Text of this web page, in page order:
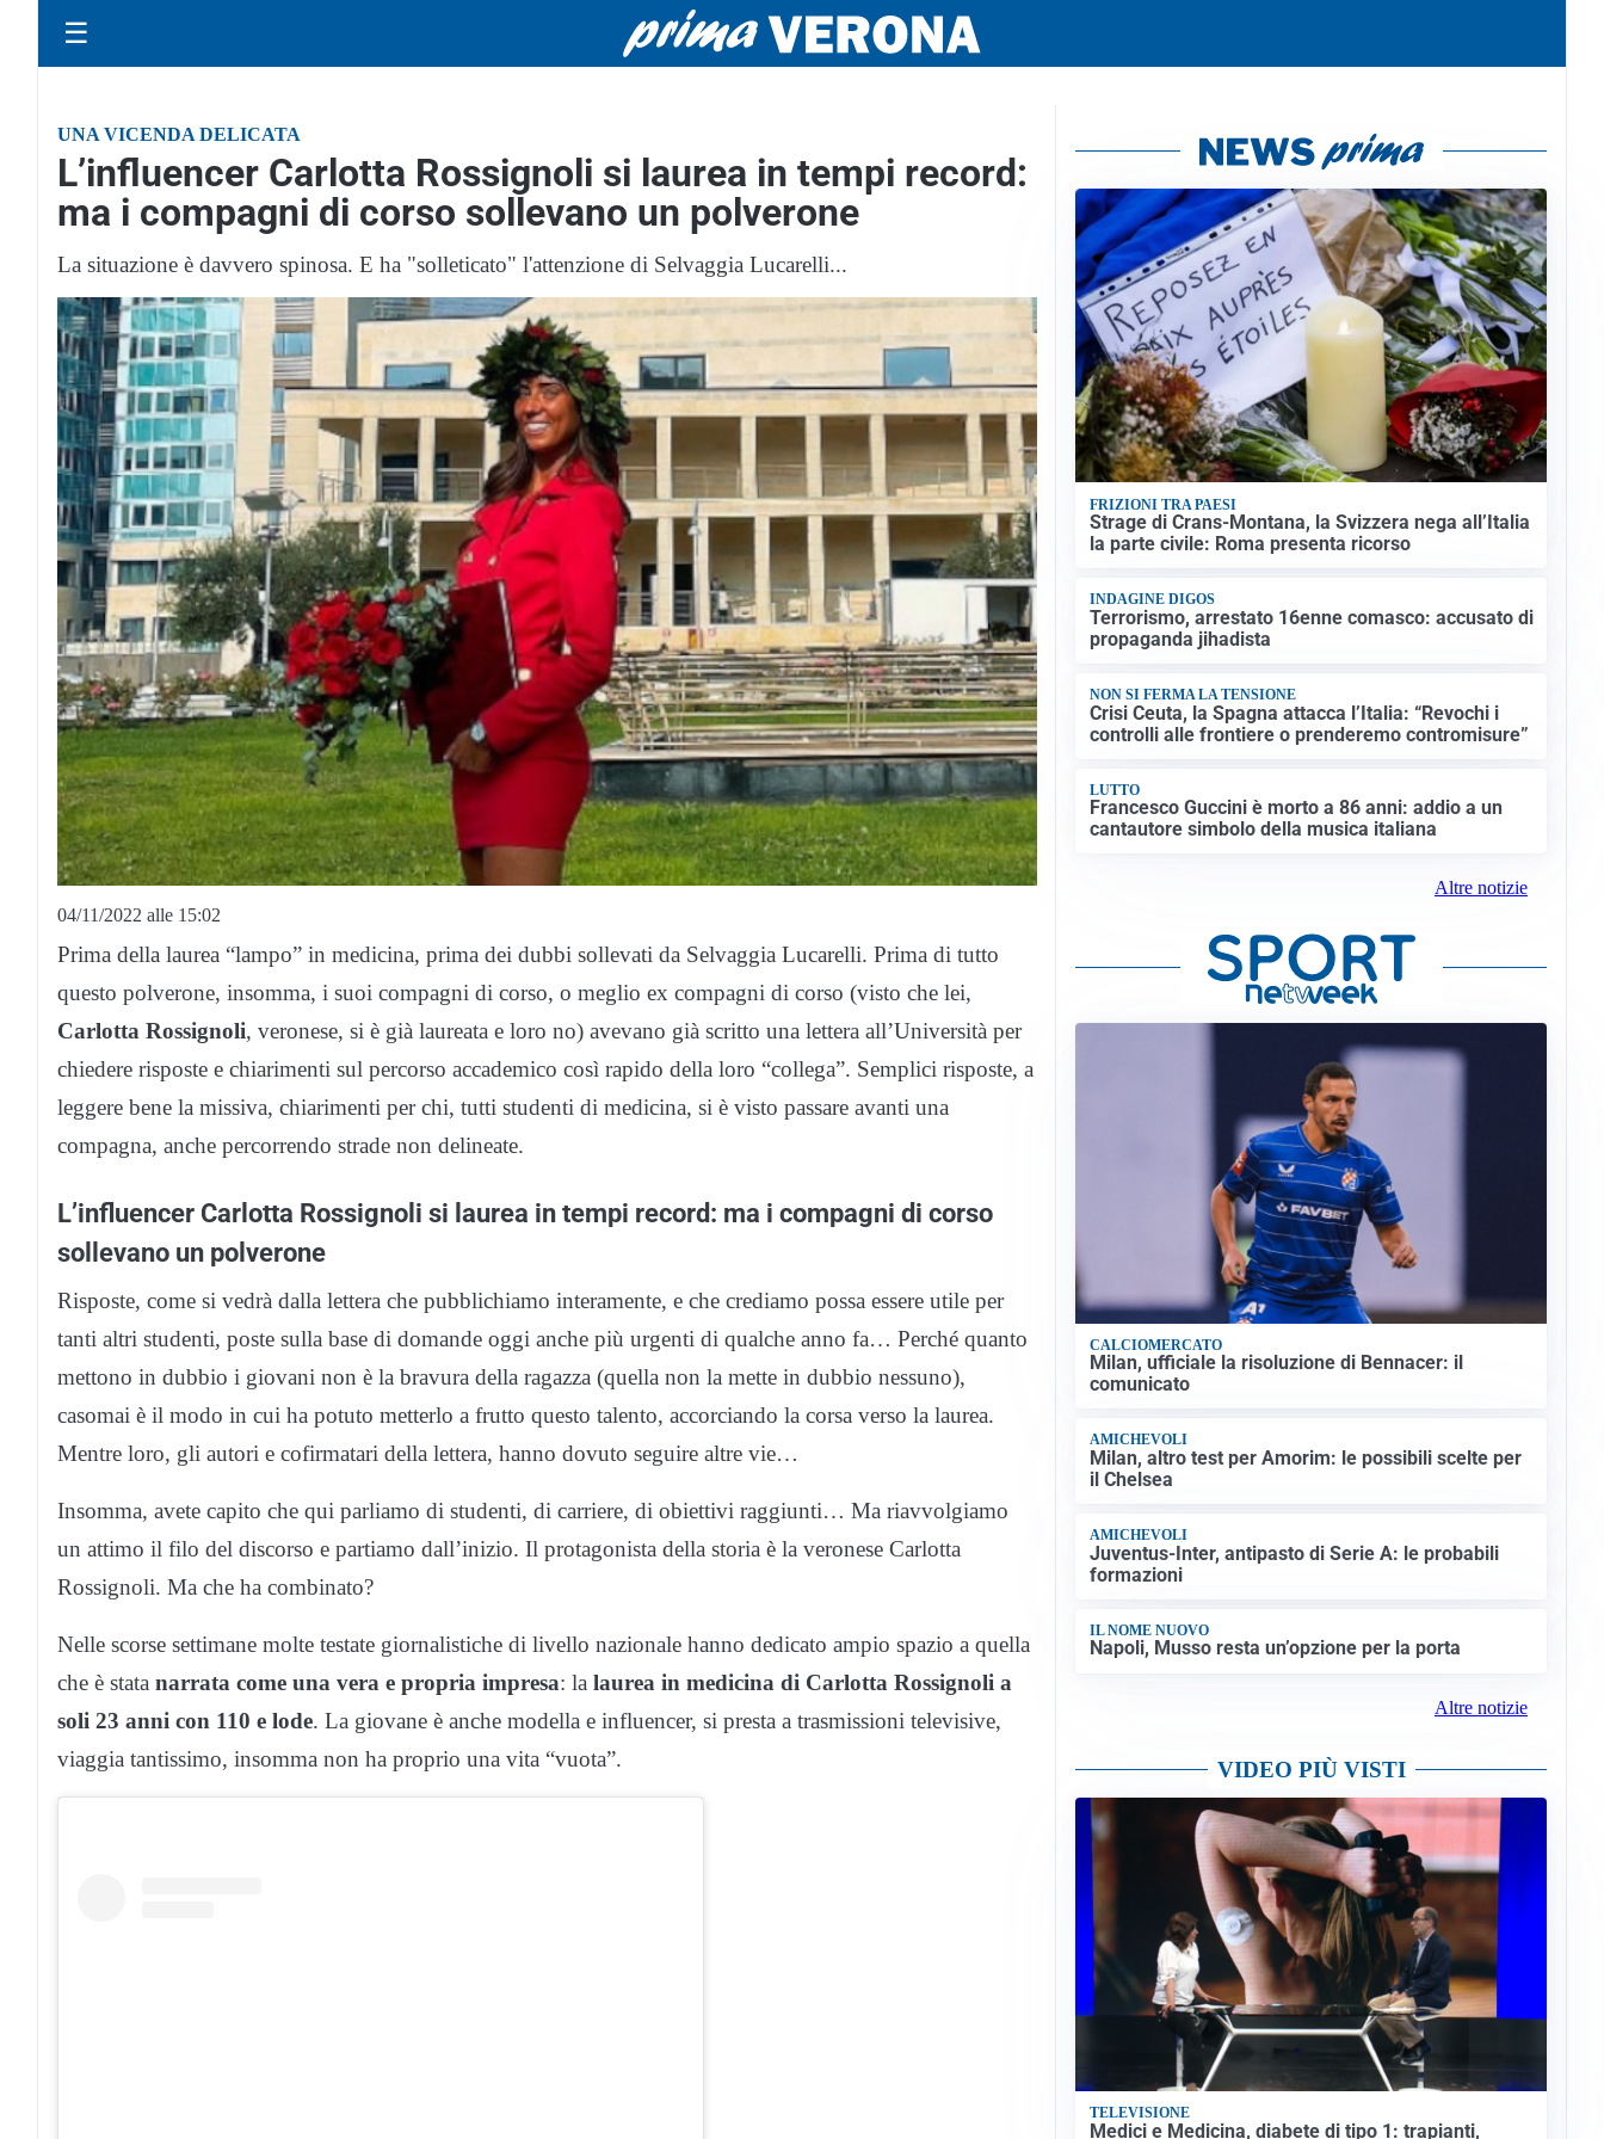
☰
UNA VICENDA DELICATA
L’influencer Carlotta Rossignoli si laurea in tempi record:
ma i compagni di corso sollevano un polverone
La situazione è davvero spinosa. E ha "solleticato" l'attenzione di Selvaggia Lucarelli...
04/11/2022 alle 15:02
Prima della laurea “lampo” in medicina, prima dei dubbi sollevati da Selvaggia Lucarelli. Prima di tutto
questo polverone, insomma, i suoi compagni di corso, o meglio ex compagni di corso (visto che lei,
Carlotta Rossignoli, veronese, si è già laureata e loro no) avevano già scritto una lettera all’Università per
chiedere risposte e chiarimenti sul percorso accademico così rapido della loro “collega”. Semplici risposte, a
leggere bene la missiva, chiarimenti per chi, tutti studenti di medicina, si è visto passare avanti una
compagna, anche percorrendo strade non delineate.
L’influencer Carlotta Rossignoli si laurea in tempi record: ma i compagni di corso
sollevano un polverone
Risposte, come si vedrà dalla lettera che pubblichiamo interamente, e che crediamo possa essere utile per
tanti altri studenti, poste sulla base di domande oggi anche più urgenti di qualche anno fa… Perché quanto
mettono in dubbio i giovani non è la bravura della ragazza (quella non la mette in dubbio nessuno),
casomai è il modo in cui ha potuto metterlo a frutto questo talento, accorciando la corsa verso la laurea.
Mentre loro, gli autori e cofirmatari della lettera, hanno dovuto seguire altre vie…
Insomma, avete capito che qui parliamo di studenti, di carriere, di obiettivi raggiunti… Ma riavvolgiamo
un attimo il filo del discorso e partiamo dall’inizio. Il protagonista della storia è la veronese Carlotta
Rossignoli. Ma che ha combinato?
Nelle scorse settimane molte testate giornalistiche di livello nazionale hanno dedicato ampio spazio a quella
che è stata narrata come una vera e propria impresa: la laurea in medicina di Carlotta Rossignoli a
soli 23 anni con 110 e lode. La giovane è anche modella e influencer, si presta a trasmissioni televisive,
viaggia tantissimo, insomma non ha proprio una vita “vuota”.
FRIZIONI TRA PAESI
Strage di Crans-Montana, la Svizzera nega all’Italia
la parte civile: Roma presenta ricorso
INDAGINE DIGOS
Terrorismo, arrestato 16enne comasco: accusato di
propaganda jihadista
NON SI FERMA LA TENSIONE
Crisi Ceuta, la Spagna attacca l’Italia: “Revochi i
controlli alle frontiere o prenderemo contromisure”
LUTTO
Francesco Guccini è morto a 86 anni: addio a un
cantautore simbolo della musica italiana
Altre notizie
CALCIOMERCATO
Milan, ufficiale la risoluzione di Bennacer: il
comunicato
AMICHEVOLI
Milan, altro test per Amorim: le possibili scelte per
il Chelsea
AMICHEVOLI
Juventus-Inter, antipasto di Serie A: le probabili
formazioni
IL NOME NUOVO
Napoli, Musso resta un’opzione per la porta
Altre notizie
VIDEO PIÙ VISTI
TELEVISIONE
Medici e Medicina, diabete di tipo 1: trapianti,